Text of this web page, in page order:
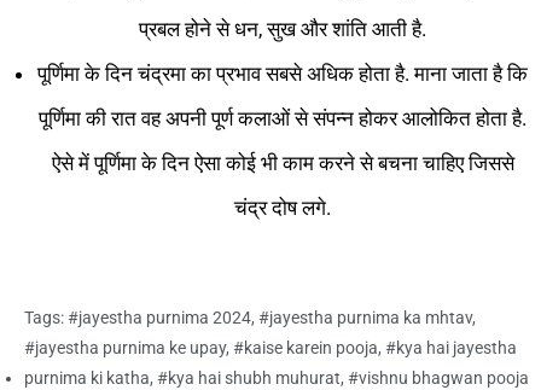
प्रबल होने से धन, सुख और शांति आती है.
पूर्णिमा के दिन चंद्रमा का प्रभाव सबसे अधिक होता है. माना जाता है कि
पूर्णिमा की रात वह अपनी पूर्ण कलाओं से संपन्न होकर आलोकित होता है.
ऐसे में पूर्णिमा के दिन ऐसा कोई भी काम करने से बचना चाहिए जिससे
चंद्र दोष लगे.
Tags:#jayestha purnima 2024, #jayestha purnima ka mhtav,
#jayestha purnima ke upay, #kaise karein pooja, #kya hai jayestha
purnima ki katha, #kya hai shubh muhurat, #vishnu bhagwan pooja